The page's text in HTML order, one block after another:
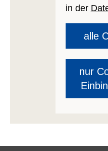
in der
alle
nur